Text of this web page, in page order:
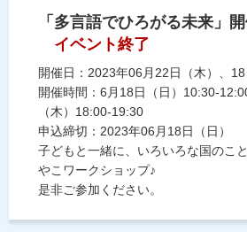
「多言語でひろがる未来」開
イベント終了
開催日：2023年06月22日（木）、18
開催時間：6月18日（日）
（木）18:00-19:30
申込締切：2023年06月18日（日）
子どもと一緒に、いろいろな国のこ
やこワークショップ♪
是非ご参加ください。